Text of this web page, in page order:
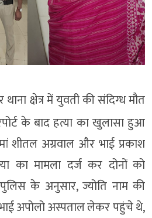
क्षेत्र में युवती की संदिग्ध मौत
के बाद हत्या का खुलासा हुआ
शीतल अग्रवाल और भाई प्रकाश
का मामला दर्ज कर दोनों को
के अनुसार, ज्योति नाम की
अपोलो अस्पताल लेकर पहुंचे थे,